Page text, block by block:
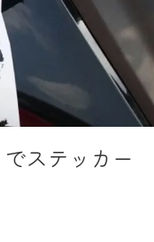
ステッカー